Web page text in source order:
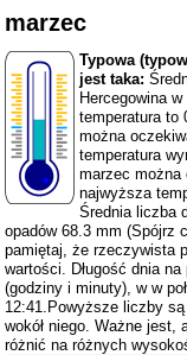
marzec
Typowa
jest taka:
Hercegowina
temperatura
można
temperatura
marzec można
najwyższa
Średnia liczba
opadów 68.3 mm (Spójrz
pamiętaj, że rzeczywista
wartości. Długość dnia
(godziny i minuty), w w
12:41.Powyższe liczby
wokół niego. Ważne
różnić na różnych